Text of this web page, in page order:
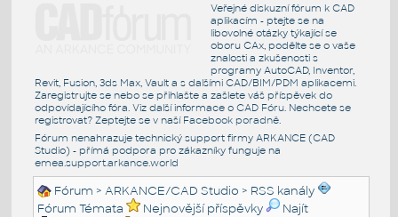
Veřejné diskuzní fórum k CAD
aplikacím - ptejte se na
libovolné otázky týkající se
oboru CAx, podělte se o vaše
znalosti a zkušenosti s
programy AutoCAD, Inventor,
Revit, Fusion, 3ds Max, Vault a s dalšími CAD/BIM/PDM aplikacemi.
Zaregistrujte se nebo se přihlašte a zašlete váš příspěvek do
odpovídajícího fóra. Viz další informace o CAD Fóru. Nechcete se
registrovat? Zeptejte se v naší Facebook poradně.
Fórum nenahrazuje technický support firmy ARKANCE (CAD
Studio) - přímá podpora pro zákazníky funguje na
emea.support.arkance.world
Fórum >ARKANCE/CAD Studio > RSS kanály
Fórum Témata
Nejnovější příspěvky
Najít